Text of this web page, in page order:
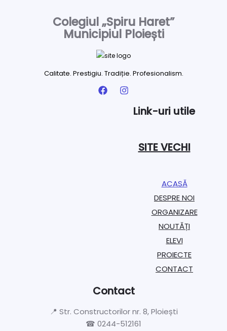
Colegiul „Spiru Haret”
Municipiul Ploiești
Calitate. Prestigiu. Tradiție. Profesionalism.
Link-uri utile
SITE VECHI
ACASĂ
DESPRE NOI
ORGANIZARE​
NOUTĂȚI
ELEVI
PROIECTE​
CONTACT
Contact
📍 Str. Constructorilor nr. 8, Ploiești
☎ 0244-512161